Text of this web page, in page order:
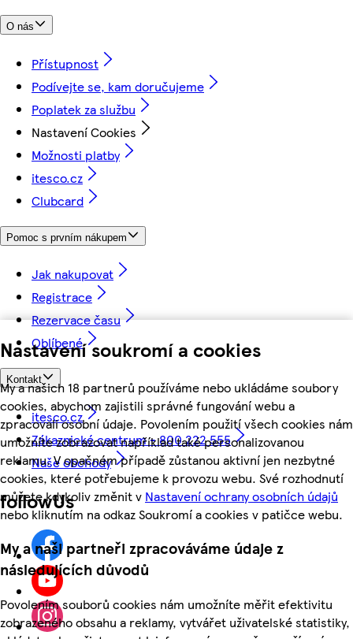
Nastavení soukromí a cookies
My a našich 18 partnerů používáme nebo ukládáme soubory
cookies, abychom zajistili správné fungování webu a
zpracovali osobní údaje. Povolením použití všech cookies nám
umožníte zobrazovat například také personalizovanou
reklamu. V opačném případě zůstanou aktivní jen nezbytné
cookies, které potřebujeme k provozu webu. Své rozhodnutí
můžete kdykoliv změnit v Nastavení ochrany osobních údajů
nebo kliknutím na odkaz Soukromí a cookies v patičce webu.
My a naši partneři zpracováváme údaje z
následujících důvodů
Povolením souborů cookies nám umožníte měřit efektivitu
zobrazeného obsahu a reklamy, vytvářet uživatelské statistiky,
O nás
Přístupnost
Podívejte se, kam doručujeme
Poplatek za službu
Nastavení Cookies
Možnosti platby
itesco.cz
Clubcard
Pomoc s prvním nákupem
Jak nakupovat
Registrace
Rezervace času
Oblíbené
Kontakt
itesco.cz
Zákaznické centrum - 800 222 555
Naše obchody
followUs